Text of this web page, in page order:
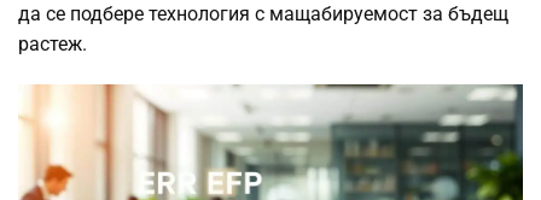
да се подбере технология с мащабируемост за бъдещ
растеж.